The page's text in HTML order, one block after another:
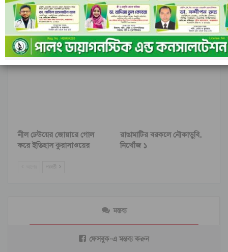
ইরানি ক্ষেপণাস্ত্রের অপেক্ষায়
ইসরাইল; বৈরুত হামলার পর
বাড়ছে উত্তেজনা
ইসলামী ব্যাংকের পরিচালনা
পর্ষদ বাতিল ঘোষণা
নীল ঢেউয়ের জোয়ারে গোল
করে ইতিহাস কুরাসাওয়ের
রাঙামাটির বরকলে নৌকাডুবি,
নিখোঁজ ১
পরবর্তী
মন্তব্য
ফেসবুক-এ মন্তব্য করুন